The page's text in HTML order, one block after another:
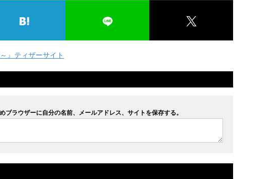
』ティザーサイト
ブラウザーに自分の名前、メールアドレス、サイトを保存する。